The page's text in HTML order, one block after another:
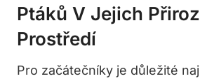
Ptáků V Jejich
Prostředí
Pro začátečníky je důležité